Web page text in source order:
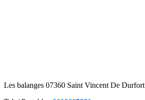
Les balanges 07360 Saint Vincent De Durfort